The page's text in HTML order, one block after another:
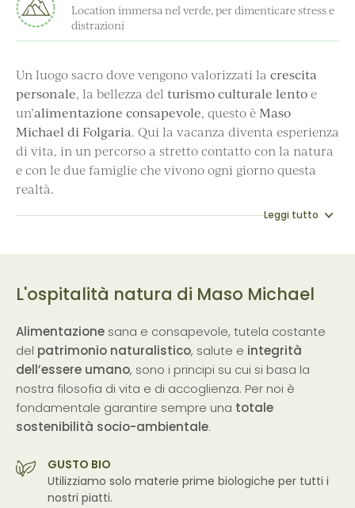
Location immersa nel verde, per dimenticare stress e
distrazioni
Un luogo sacro dove vengono valorizzati la crescita
personale, la bellezza del turismo culturale lento e
un’alimentazione consapevole, questo è Maso
Michael di Folgaria. Qui la vacanza diventa esperienza
di vita, in un percorso a stretto contatto con la natura
e con le due famiglie che vivono ogni giorno questa
realtà.
Leggi tutto
L'ospitalità natura di Maso Michael
Alimentazione sana e consapevole, tutela costante
del patrimonio naturalistico, salute e integrità
dell’essere umano, sono i principi su cui si basa la
nostra filosofia di vita e di accoglienza. Per noi è
fondamentale garantire sempre una totale
sostenibilità socio-ambientale.
GUSTO BIO
Utilizziamo solo materie prime biologiche per tutti i
nostri piatti.